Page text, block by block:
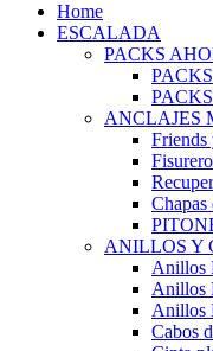
Home
ESCALADA
PACKS
ANCLAJES
Friends
Chapas
ANILLOS Y
Anillos
Anillos
Anillos
Cabos